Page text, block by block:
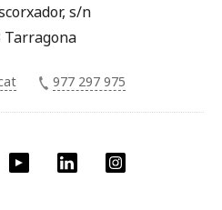
YouTube LinkedIn
s/n
Tarragona
977 297 975